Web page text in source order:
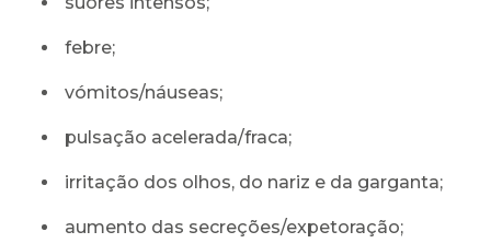
febre;
vómitos/náuseas;
pulsação acelerada/fraca;
irritação dos olhos, do nariz e da garganta;
aumento das secreções/expetoração;